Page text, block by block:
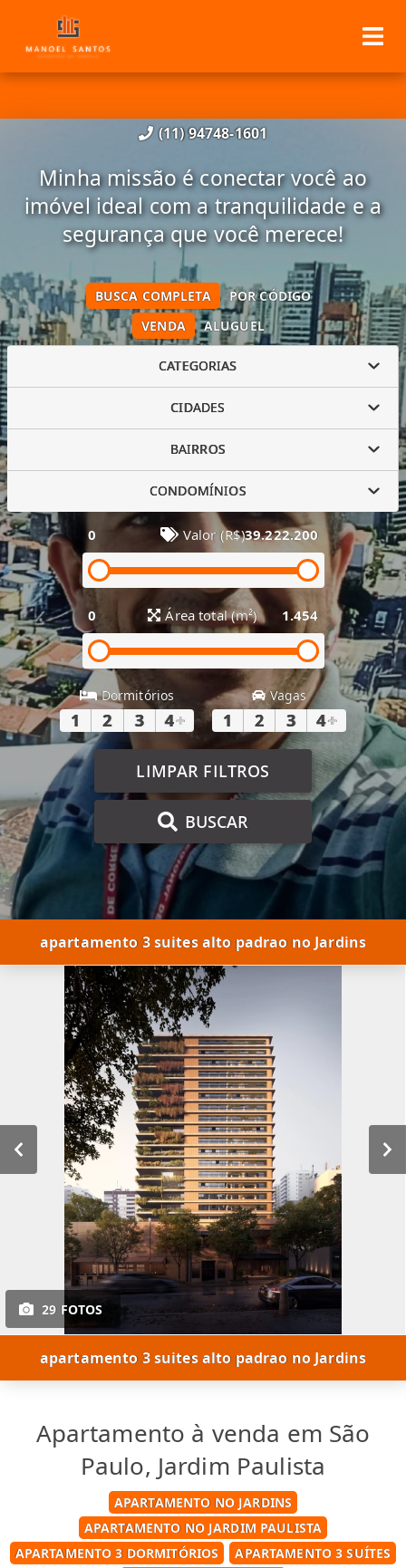
(11) 94748-1601
Minha missão é conectar você ao
imóvel ideal com a tranquilidade e a
segurança que você merece!
VENDA ALUGUEL
BUSCA COMPLETA POR CÓDIGO
CATEGORIAS
CIDADES
BAIRROS
CONDOMÍNIOS
0 Valor (R$)39.222.200
0 Área total (m²) 1.454
Dormitórios
1 2 3 4+
Vagas
1 2 3 4+
LIMPAR FILTROS
BUSCAR
apartamento 3 suites alto padrao no Jardins
29 FOTOS
apartamento 3 suites alto padrao no Jardins
Apartamento à venda em São
Paulo, Jardim Paulista
APARTAMENTO NO JARDINS
APARTAMENTO NO JARDIM PAULISTA
APARTAMENTO 3 DORMITÓRIOS
APARTAMENTO 3 SUÍTES